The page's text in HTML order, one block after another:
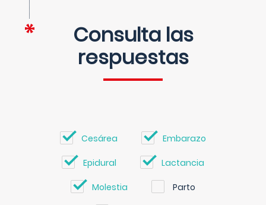
Consulta las
respuestas
Cesárea Embarazo
Epidural Lactancia
Molestia Parto